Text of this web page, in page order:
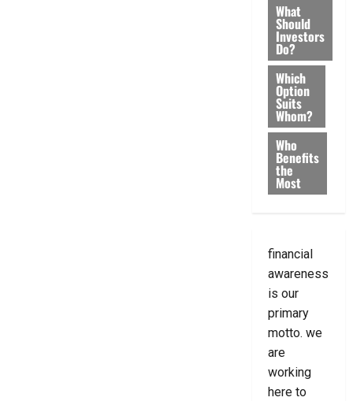
What
Should
Investors
Do?
Which
Option
Suits
Whom?
Who
Benefits
the
Most
financial
awareness
is our
primary
motto. we
are
working
here to